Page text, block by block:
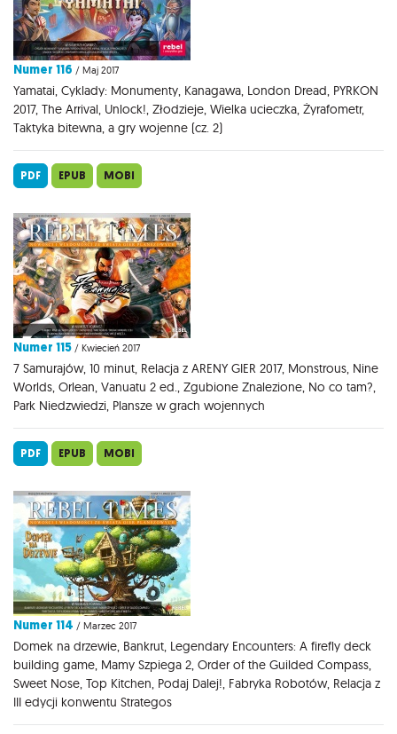
Numer 116 / Maj 2017
Yamatai, Cyklady: Monumenty, Kanagawa, London Dread, PYRKON
2017, The Arrival, Unlock!, Złodzieje, Wielka ucieczka, Żyrafometr,
Taktyka bitewna, a gry wojenne (cz. 2)
PDF EPUB MOBI
Numer 115 / Kwiecień 2017
7 Samurajów, 10 minut, Relacja z ARENY GIER 2017, Monstrous, Nine
Worlds, Orlean, Vanuatu 2 ed., Zgubione Znalezione, No co tam?,
Park Niedzwiedzi, Plansze w grach wojennych
PDF EPUB MOBI
Numer 114 / Marzec 2017
Domek na drzewie, Bankrut, Legendary Encounters: A firefly deck
building game, Mamy Szpiega 2, Order of the Guilded Compass,
Sweet Nose, Top Kitchen, Podaj Dalej!, Fabryka Robotów, Relacja z
III edycji konwentu Strategos